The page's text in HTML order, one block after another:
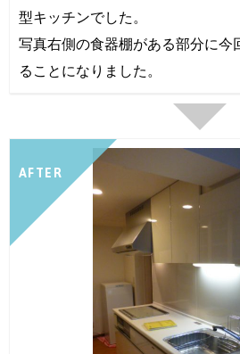
型キッチンでした。
写真右側の食器棚がある部分に今
ることになりました。
AFTER